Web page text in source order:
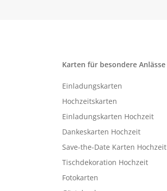
Karten für besondere Anlässe
Einladungskarten
Hochzeitskarten
Einladungskarten Hochzeit
Dankeskarten Hochzeit
Save-the-Date Karten Hochzeit
Tischdekoration Hochzeit
Fotokarten